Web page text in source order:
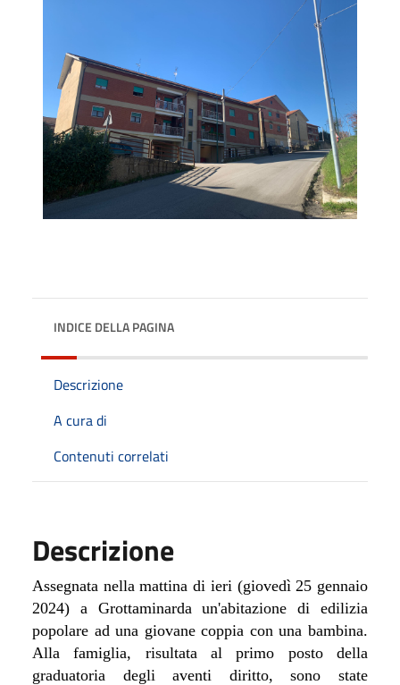
INDICE DELLA PAGINA
Descrizione
A cura di
Contenuti correlati
Descrizione
Assegnata nella mattina di ieri (giovedì 25 gennaio
2024) a Grottaminarda un'abitazione di edilizia
popolare ad una giovane coppia con una bambina.
Alla famiglia, risultata al primo posto della
graduatoria degli aventi diritto, sono state